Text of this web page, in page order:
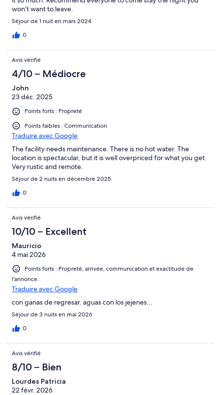
won’t want to leave.
Séjour de 1 nuit en mars 2024
0
Avis vérifié
4/10 – Médiocre
John
23 déc. 2025
Points forts : Propreté
Points faibles : Communication
Traduire avec Google
The facility needs maintenance. There is no hot water. The
location is spectacular, but it is well overpriced for what you get.
Very rustic and remote.
Séjour de 2 nuits en décembre 2025
0
Avis vérifié
10/10 – Excellent
Mauricio
4 mai 2026
Points forts : Propreté, arrivée, communication et exactitude de
l’annonce.
Traduire avec Google
con ganas de regresar. aguas con los jejenes...
Séjour de 3 nuits en mai 2026
0
Avis vérifié
8/10 – Bien
Lourdes Patricia
22 févr. 2026